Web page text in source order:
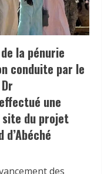
la pénurie
conduite par le
une
du projet
des
𝐜𝐥𝐚𝐫𝐢𝐟𝐢𝐞
𝐝𝐞𝐬 𝐩𝐫𝐨𝐝𝐮𝐢𝐭𝐬
𝐬𝐚 𝐩𝐫𝐢𝐨𝐫𝐢𝐭é à 𝐥𝐚